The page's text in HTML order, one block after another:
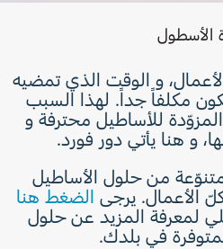
الأسطول
و الوقت الذي تمضيه
مكلفاً جداً. لهذا السبب
للأساطيل محترفة و
و هنا يأتي دور فورد.
من حلول الأساطيل
الأعمال. يرجى الضغط هنا
لمعرفة المزيد عن حلول
في بلدك.